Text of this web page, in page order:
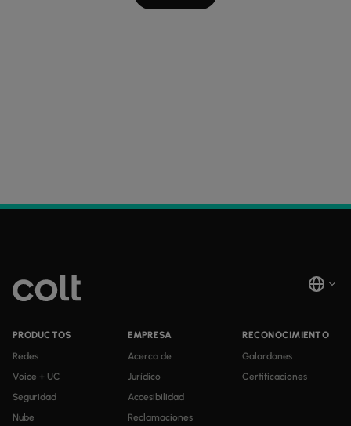
PRODUCTOS
Redes
Voice + UC
Seguridad
Nube
EMPRESA
Acerca de
Jurídico
Accesibilidad
Reclamaciones
RECONOCIMIENTO
Galardones
Certificaciones